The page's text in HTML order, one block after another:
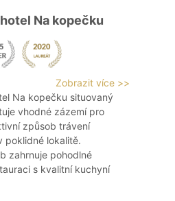
Na kopečku
Zobrazit více >>
Na kopečku situovaný
vhodné zázemí pro
způsob trávení
poklidné lokalitě.
zahrnuje pohodlné
s kvalitní kuchyní